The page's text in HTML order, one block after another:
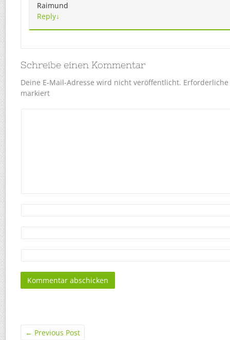
Raimund
Reply↓
Schreibe einen Kommentar
Deine E-Mail-Adresse wird nicht veröffentlicht.
markiert
← Previous Post